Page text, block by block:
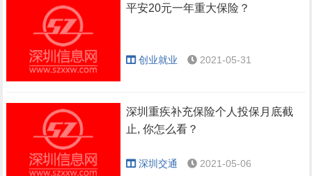
平安20元一年重大保险？
创业就业 2021-05-31
深圳重疾补充保险个人投保月底截
止, 你怎么看？
深圳交通 2021-05-06